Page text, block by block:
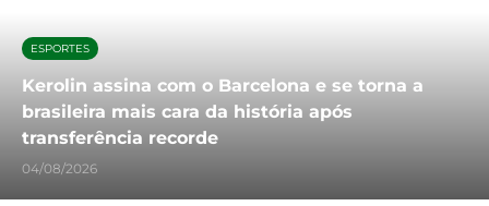
ESPORTES
Kerolin assina com o Barcelona e se torna a
brasileira mais cara da história após
transferência recorde
04/08/2026